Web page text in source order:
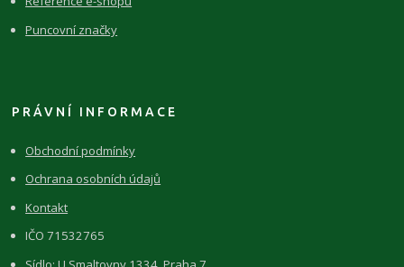
Puncovní značky
PRÁVNÍ INFORMACE
Obchodní podmínky
Ochrana osobních údajů
Kontakt
IČO 71532765